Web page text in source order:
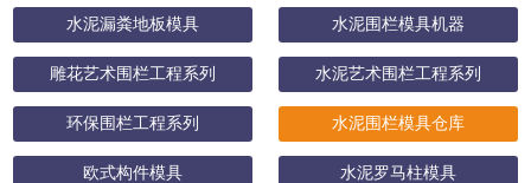
水泥漏粪地板模具 水泥围栏模具机器
雕花艺术围栏工程系列 水泥艺术围栏工程系列
环保围栏工程系列 水泥围栏模具仓库
欧式构件模具 水泥罗马柱模具